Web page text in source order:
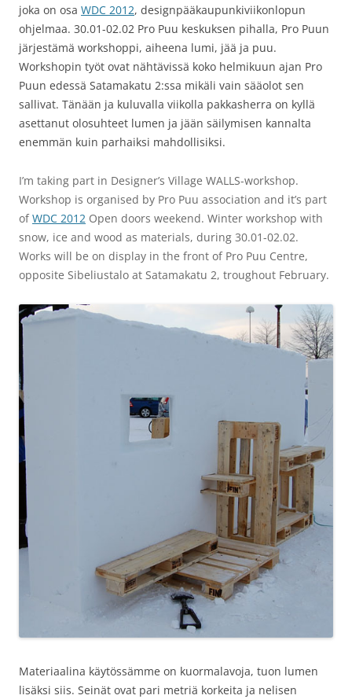
joka on osa WDC 2012, designpääkaupunkiviikonlopun
ohjelmaa. 30.01-02.02 Pro Puu keskuksen pihalla, Pro Puun
järjestämä workshoppi, aiheena lumi, jää ja puu.
Workshopin työt ovat nähtävissä koko helmikuun ajan Pro
Puun edessä Satamakatu 2:ssa mikäli vain sääolot sen
sallivat. Tänään ja kuluvalla viikolla pakkasherra on kyllä
asettanut olosuhteet lumen ja jään säilymisen kannalta
enemmän kuin parhaiksi mahdollisiksi.
I’m taking part in Designer’s Village WALLS-workshop.
Workshop is organised by Pro Puu association and it’s part
ofWDC 2012 Open doors weekend. Winter workshop with
snow, ice and wood as materials, during 30.01-02.02.
Works will be on display in the front of Pro Puu Centre,
opposite Sibeliustalo at Satamakatu 2, troughout February.
Materiaalina käytössämme on kuormalavoja, tuon lumen
lisäksi siis. Seinät ovat pari metriä korkeita ja nelisen